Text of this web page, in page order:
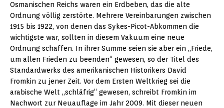
Osmanischen Reichs waren ein Erdbeben, das die alte
Ordnung völlig zerstörte. Mehrere Vereinbarungen zwischen
1915 bis 1922, von denen das Sykes-Picot-Abkommen die
wichtigste war, sollten in diesem Vakuum eine neue
Ordnung schaffen. In ihrer Summe seien sie aber ein „Friede,
um allen Frieden zu beenden“ gewesen, so der Titel des
Standardwerks des amerikanischen Historikers David
Fromkin zu jener Zeit. Vor dem Ersten Weltkrieg sei die
arabische Welt „schläfrig“ gewesen, schreibt Fromkin im
Nachwort zur Neuauflage im Jahr 2009. Mit dieser neuen